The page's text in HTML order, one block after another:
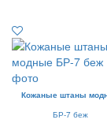
Кожаные штаны
БР-7 беж